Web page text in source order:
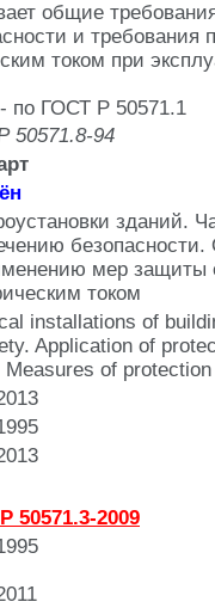
общие
и требования
током при
по ГОСТ Р 50571.1
50571.8-94
зданий.
мер защиты
током
installations of
Application of
Measures of
50571.3-2009